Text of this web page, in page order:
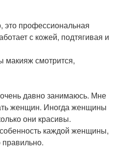
это профессиональная
с кожей, подтягивая и
макияж смотрится,
давно занимаюсь. Мне
женщин. Иногда женщины
они красивы.
каждой женщины,
правильно.